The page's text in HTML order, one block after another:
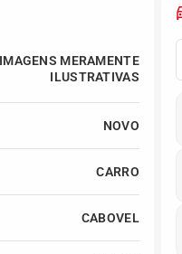
MERAMENTE
ILUSTRATIVAS
NOVO
CARRO
CABOVEL